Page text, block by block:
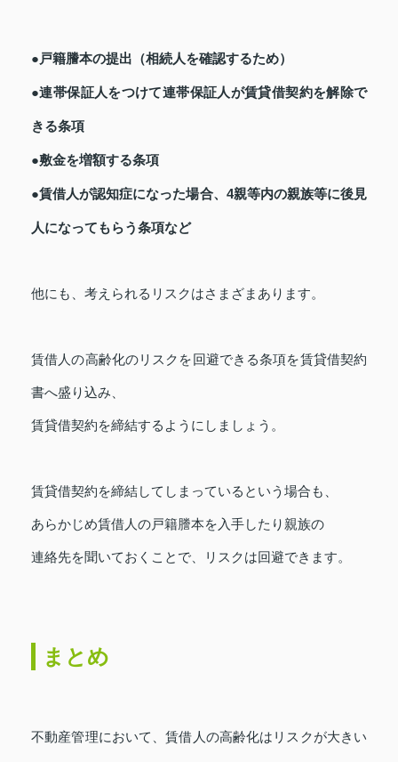
●戸籍謄本の提出（相続人を確認するため）
●連帯保証人をつけて連帯保証人が賃貸借契約を解除で
きる条項
●敷金を増額する条項
●賃借人が認知症になった場合、4親等内の親族等に後見
人になってもらう条項など
他にも、考えられるリスクはさまざまあります。
賃借人の高齢化のリスクを回避できる条項を賃貸借契約
書へ盛り込み、
賃貸借契約を締結するようにしましょう。
賃貸借契約を締結してしまっているという場合も、
あらかじめ賃借人の戸籍謄本を入手したり親族の
連絡先を聞いておくことで、リスクは回避できます。
まとめ
不動産管理において、賃借人の高齢化はリスクが大きい